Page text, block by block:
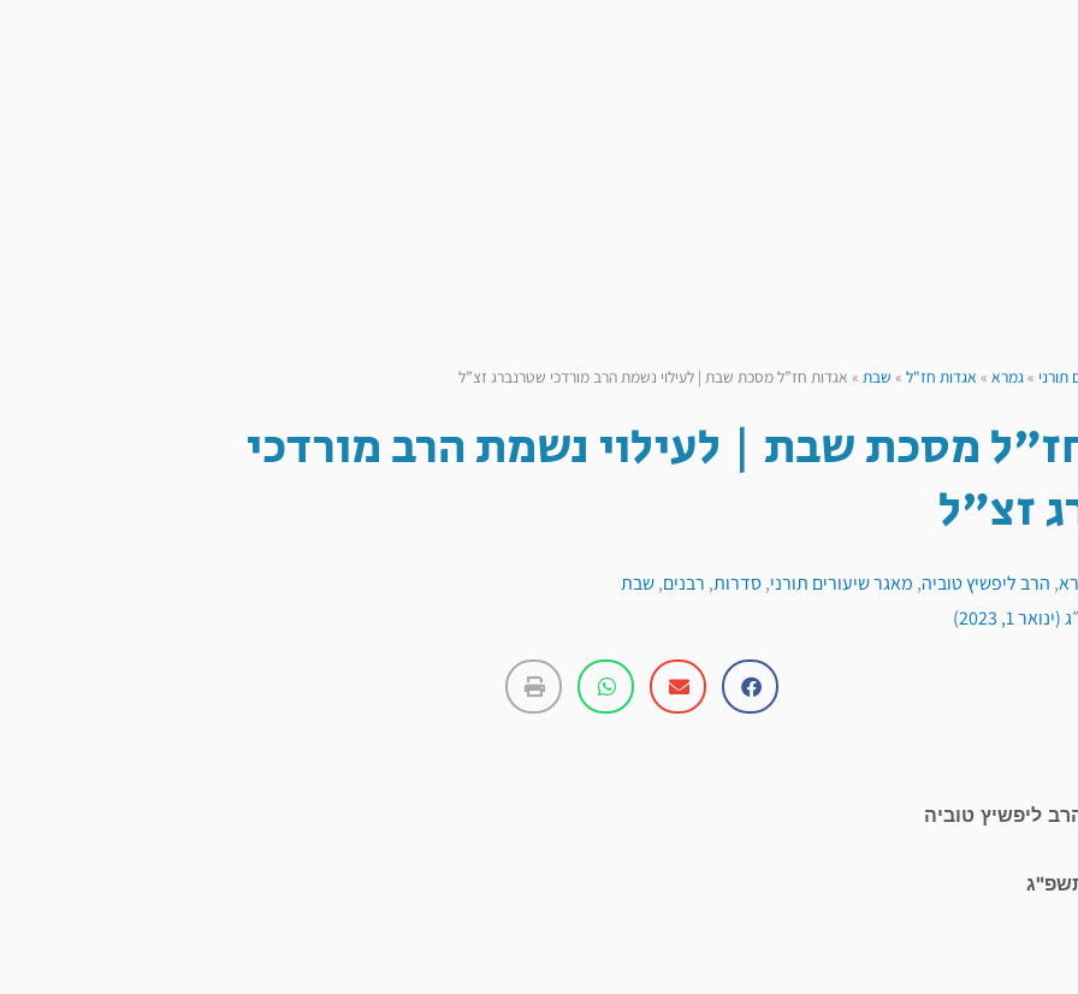
תורני »גמרא » אגדות חז"ל » שבת » אגדות חז”ל מסכת שבת | לעילוי נשמת הרב מורדכי שטרנברג זצ”ל
מסכת שבת | לעילוי נשמת הרב מורדכי
זצ"ל
, הרב ליפשיץ טוביה, מאגר שיעורים תורני,סדרות, רבנים,שבת
1, 2023)
ליפשיץ טוביה